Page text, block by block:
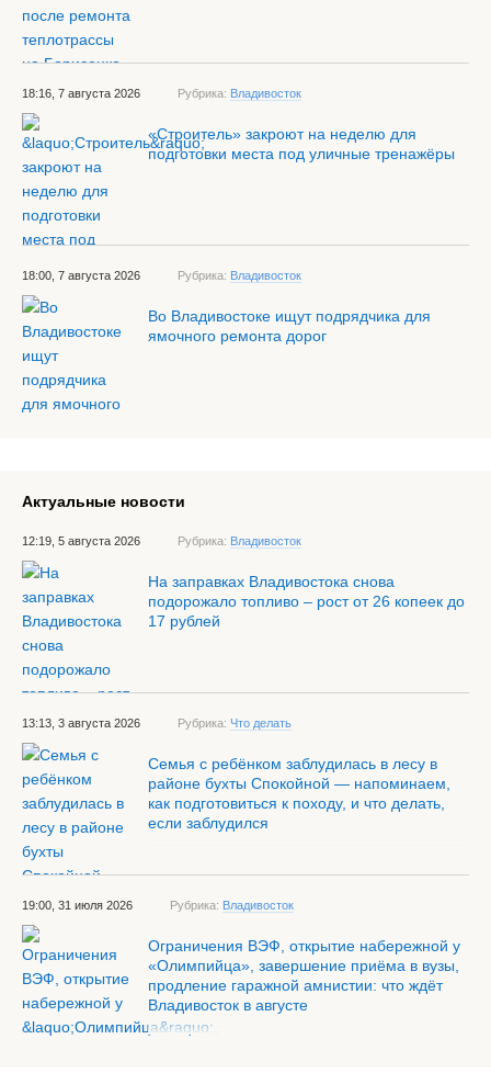
18:16, 7 августа 2026 Рубрика: Владивосток
«Строитель» закроют на неделю для
подготовки места под уличные тренажёры
18:00, 7 августа 2026 Рубрика: Владивосток
Во Владивостоке ищут подрядчика для
ямочного ремонта дорог
Актуальные новости
12:19, 5 августа 2026 Рубрика: Владивосток
На заправках Владивостока снова
подорожало топливо – рост от 26 копеек до
17 рублей
13:13, 3 августа 2026 Рубрика: Что делать
Семья с ребёнком заблудилась в лесу в
районе бухты Спокойной — напоминаем,
как подготовиться к походу, и что делать,
если заблудился
19:00, 31 июля 2026 Рубрика: Владивосток
Ограничения ВЭФ, открытие набережной у
«Олимпийца», завершение приёма в вузы,
продление гаражной амнистии: что ждёт
Владивосток в августе